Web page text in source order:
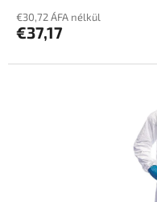
€30,72 ÁFA nélkül
€37,17